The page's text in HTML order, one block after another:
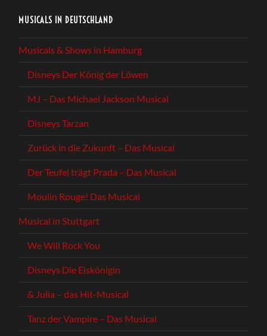
MUSICALS IN DEUTSCHLAND
Musicals & Shows in Hamburg
Disneys Der König der Löwen
MJ – Das Michael Jackson Musical
Disneys Tarzan
Zurück in die Zukunft – Das Musical
Der Teufel trägt Prada – Das Musical
Moulin Rouge! Das Musical
Musical in Stuttgart
We Will Rock You
Disneys Die Eiskönigin
& Julia – das Hit-Musical
Tanz der Vampire – Das Musical